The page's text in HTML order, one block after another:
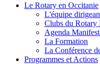
Le Rotary en Occitanie
L'équipe
Clubs du Rotary
Agenda
La Formation
La Conférence
Programmes et Actions